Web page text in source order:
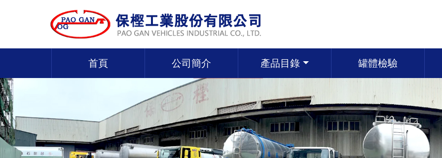
首頁 公司簡介 產品目錄 罐體檢驗